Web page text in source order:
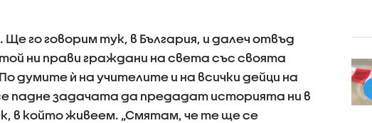
Ще го говорим тук, в България, и далеч отвъд
ни прави граждани на света със своята
думите ѝ на учителите и на всички дейци на
падне задачата да предадат историята ни в
в който живеем. „Смятам, че те ще се